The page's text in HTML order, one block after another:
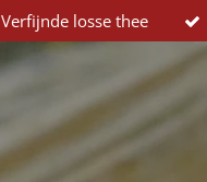
Verfijnde losse thee